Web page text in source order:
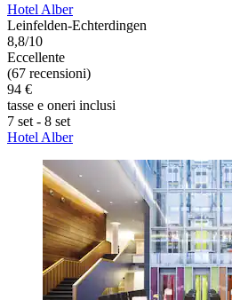
Hotel Alber
Leinfelden-Echterdingen
8,8/10
Eccellente
(67 recensioni)
94 €
tasse e oneri inclusi
7 set - 8 set
Hotel Alber